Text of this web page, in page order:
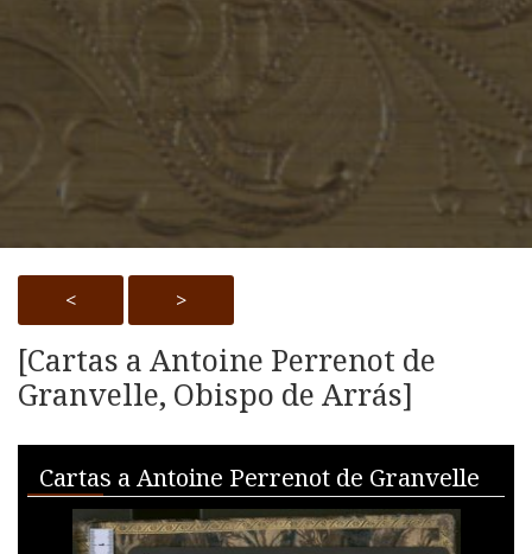
< >
[Cartas a Antoine Perrenot de
Granvelle, Obispo de Arrás]
Media Viewer
Cartas a Antoine Perrenot de Granvelle